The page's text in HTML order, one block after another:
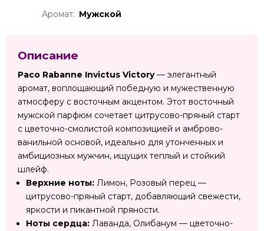
Аромат: Мужской
Описание
Paco Rabanne Invictus Victory— элегантный
аромат, воплощающий победную и мужественную
атмосферу с восточным акцентом. Этот восточный
мужской парфюм сочетает цитрусово-пряный старт
с цветочно-смолистой композицией и амброво-
ванильной основой, идеально для утонченных и
амбициозных мужчин, ищущих теплый и стойкий
шлейф.
Верхние ноты: Лимон, Розовый перец —
цитрусово-пряный старт, добавляющий свежести,
яркости и пикантной пряности.
Ноты сердца: Лаванда, Олибанум — цветочно-